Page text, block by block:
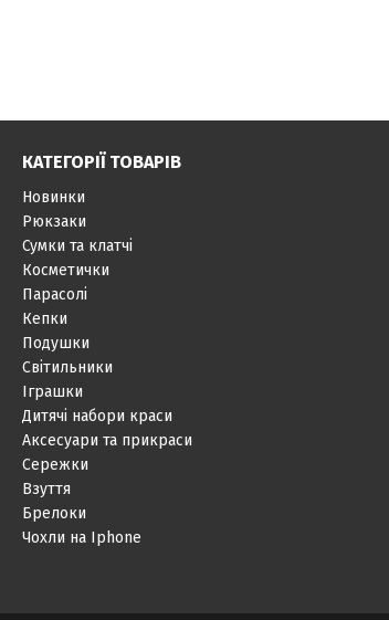
КАТЕГОРІЇ ТОВАРІВ
Новинки
Рюкзаки
Сумки та клатчі
Косметички
Парасолі
Кепки
Подушки
Світильники
Іграшки
Дитячі набори краси
Аксесуари та прикраси
Сережки
Взуття
Брелоки
Чохли на Iphone